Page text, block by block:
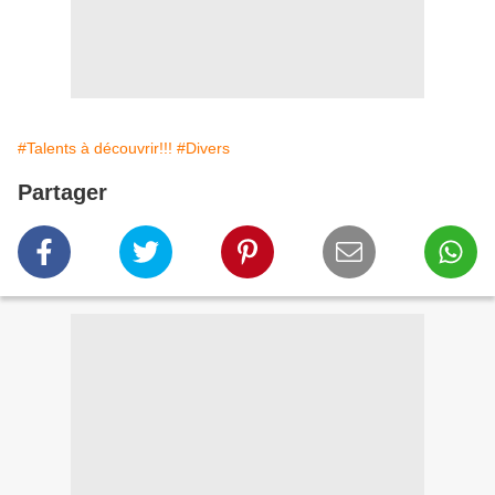
#Talents à découvrir!!! #Divers
Partager